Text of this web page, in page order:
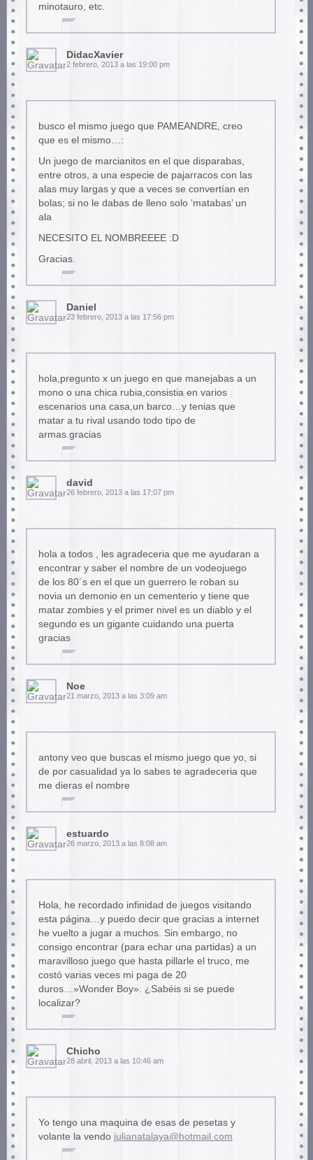
minotauro, etc.
DidacXavier
2 febrero, 2013 a las 19:00 pm
busco el mismo juego que PAMEANDRE, creo
que es el mismo…:
Un juego de marcianitos en el que disparabas,
entre otros, a una especie de pajarracos con las
alas muy largas y que a veces se convertían en
bolas; si no le dabas de lleno solo ‘matabas’ un
ala
NECESITO EL NOMBREEEE :D
Gracias.
Daniel
23 febrero, 2013 a las 17:56 pm
hola,pregunto x un juego en que manejabas a un
mono o una chica rubia,consistia en varios
escenarios una casa,un barco…y tenias que
matar a tu rival usando todo tipo de
armas.gracias
david
26 febrero, 2013 a las 17:07 pm
hola a todos , les agradeceria que me ayudaran a
encontrar y saber el nombre de un vodeojuego
de los 80´s en el que un guerrero le roban su
novia un demonio en un cementerio y tiene que
matar zombies y el primer nivel es un diablo y el
segundo es un gigante cuidando una puerta
gracias
Noe
21 marzo, 2013 a las 3:09 am
antony veo que buscas el mismo juego que yo, si
de por casualidad ya lo sabes te agradeceria que
me dieras el nombre
estuardo
26 marzo, 2013 a las 8:08 am
Hola, he recordado infinidad de juegos visitando
esta página…y puedo decir que gracias a internet
he vuelto a jugar a muchos. Sin embargo, no
consigo encontrar (para echar una partidas) a un
maravilloso juego que hasta pillarle el truco, me
costó varias veces mi paga de 20
duros…»Wonder Boy». ¿Sabéis si se puede
localizar?
Chicho
28 abril, 2013 a las 10:46 am
Yo tengo una maquina de esas de pesetas y
volante la vendo julianatalaya@hotmail.com